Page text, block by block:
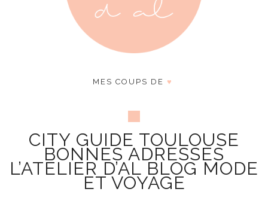
MES COUPS DE ♥
CITY GUIDE TOULOUSE
BONNES ADRESSES
L’ATELIER D’AL BLOG MODE
ET VOYAGE